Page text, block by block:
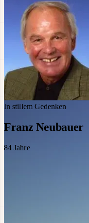
In stillem Gedenken
Franz Neubauer
84 Jahre